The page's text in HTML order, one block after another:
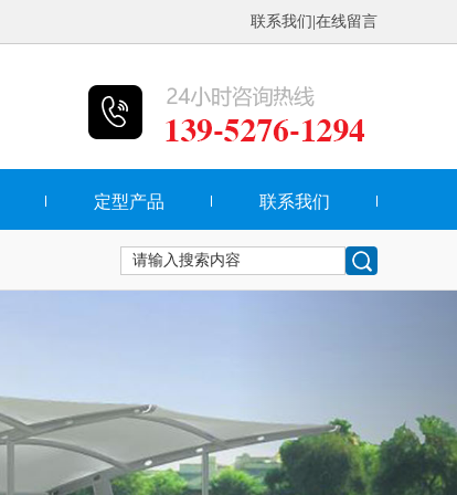
联系我们 在线留言
定型产品 联系我们